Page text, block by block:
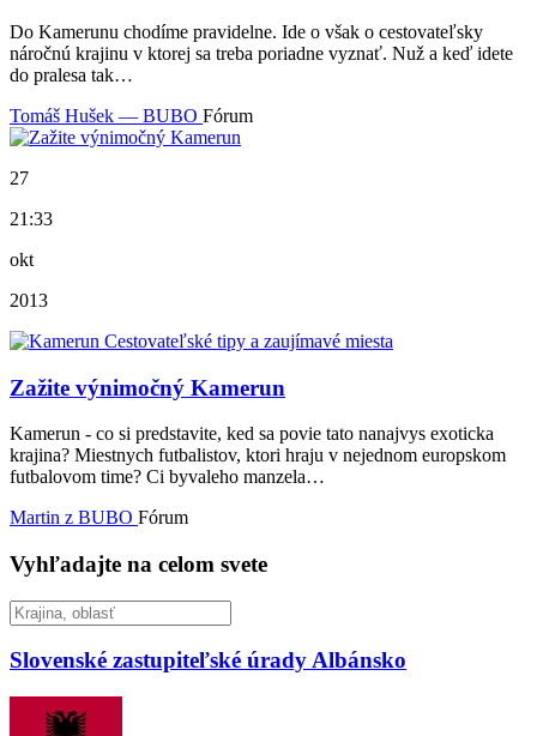
Do Kamerunu chodíme pravidelne. Ide o však o cestovateľsky
náročnú krajinu v ktorej sa treba poriadne vyznať. Nuž a keď idete
do pralesa tak…
Tomáš Hušek — BUBO Fórum
27
21:33
okt
2013
Zažite výnimočný Kamerun
Kamerun - co si predstavite, ked sa povie tato nanajvys exoticka
krajina? Miestnych futbalistov, ktori hraju v nejednom europskom
futbalovom time? Ci byvaleho manzela…
Martin z BUBO Fórum
Vyhľadajte na celom svete
Slovenské zastupiteľské úradyAlbánsko